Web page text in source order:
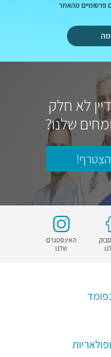
פרסומיים מהאתר
לא חלק
שלנו?
האינסטגרם
שלנו